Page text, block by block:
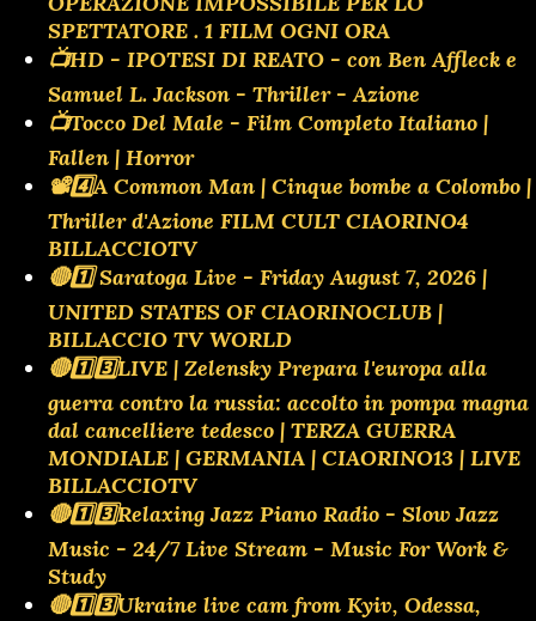
SPETTATORE . 1 FILM OGNI ORA
📺HD - IPOTESI DI REATO - con Ben Affleck e
Samuel L. Jackson - Thriller - Azione
📺Tocco Del Male - Film Completo Italiano |
Fallen | Horror
📽️4️⃣A Common Man | Cinque bombe a Colombo |
Thriller d'Azione FILM CULT CIAORINO4
BILLACCIOTV
🔴1️⃣ Saratoga Live - Friday August 7, 2026 |
UNITED STATES OF CIAORINOCLUB |
BILLACCIO TV WORLD
🔴1️⃣3️⃣LIVE | Zelensky Prepara l'europa alla
guerra contro la russia: accolto in pompa magna
dal cancelliere tedesco | TERZA GUERRA
MONDIALE | GERMANIA | CIAORINO13 | LIVE
BILLACCIOTV
🔴1️⃣3️⃣Relaxing Jazz Piano Radio - Slow Jazz
Music - 24/7 Live Stream - Music For Work &
Study
🔴1️⃣3️⃣Ukraine live cam from Kyiv, Odessa,